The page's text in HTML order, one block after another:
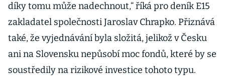
díky tomu může nadechnout,“ říká pro deník E15
zakladatel společnosti Jaroslav Chrapko. Přiznává
také, že vyjednávání byla složitá, jelikož v Česku
ani na Slovensku nepůsobí moc fondů, které by se
soustředily na rizikové investice tohoto typu.